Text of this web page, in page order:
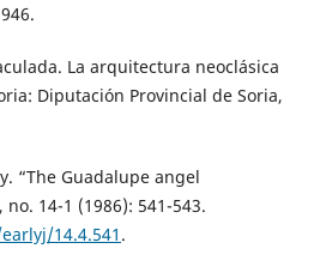
La arquitectura neoclásica
Diputación Provincial de Soria,
“The Guadalupe angel
14-1 (1986): 541-543.
14.4.541 .